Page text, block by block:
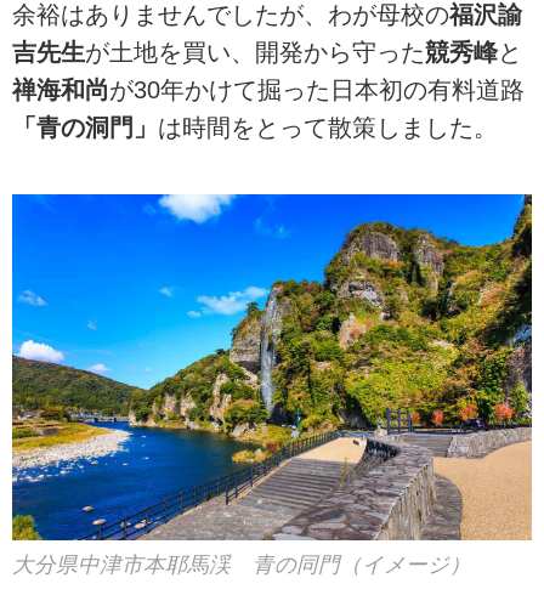
余裕はありませんでしたが、わが母校の福沢諭
吉先生が土地を買い、開発から守った競秀峰と
禅海和尚が30年かけて掘った日本初の有料道路
「青の洞門」 は時間をとって散策しました。
大分県中津市本耶馬渓 青の同門（イメージ）